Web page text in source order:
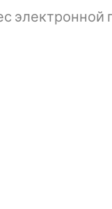
электронной